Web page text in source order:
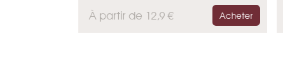
P
À partir de 12,9 € Acheter